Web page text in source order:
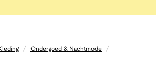
/ Ondergoed & Nachtmode /